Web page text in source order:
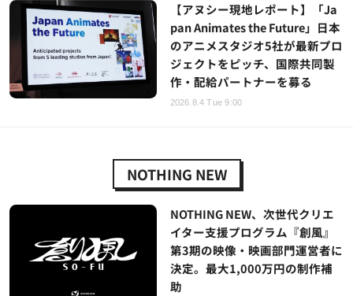
【アヌシー現地レポート】「Ja
pan Animates the Future」日本
のアニメスタジオ5社が最新プロ
ジェクトをピッチ、国際共同製
作・配給パートナーを募る
2026.8.4 Tue 9:00
NOTHING NEW
NOTHING NEW、次世代クリエ
イター支援プログラム『創風』
第3期の映像・映画部門運営者に
決定。最大1,000万円の制作補
助